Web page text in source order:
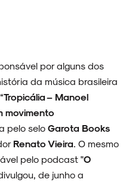
por alguns dos
da música brasileira
Tropicália – Manoel
movimento
pelo selo Garota Books
Renato Vieira. O mesmo
pelo podcast "O
de junho a